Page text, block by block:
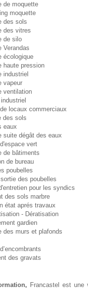
de moquette
moquette
des sols
des vitres
de silo
Verandas
écologique
haute pression
industriel
vapeur
ventilation
locaux commerciaux
des sols
eaux
suite dégât des eaux
vert
de bâtiments
de bureau
poubelles
des poubelles
pour les syndics
des sols marbre
état aprés travaux
- Dératisation
gardien
des murs et plafonds
des gravats
Francastel est